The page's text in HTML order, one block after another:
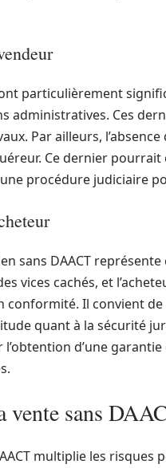
particulièrement
administratives. Ces
Par ailleurs,
Ce dernier
procédure judiciaire
sans DAACT
vices cachés, et
conformité. Il convient
quant à la sécurité
d’une
vente sans
multiplie les